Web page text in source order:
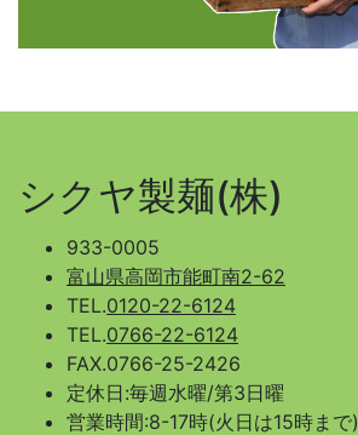
シクヤ製麺(株)
933-0005
富山県高岡市能町南2-62
TEL.0120-22-6124
TEL.0766-22-6124
FAX.0766-25-2426
定休日:毎週水曜/第3日曜
営業時間:8-17時(火日は15時まで)